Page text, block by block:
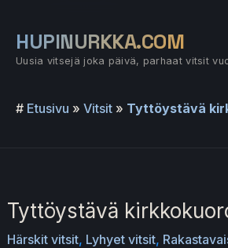
sisältöön
HUPINURKKA.COM
Uusia vitsejä joka päivä, parhaat vitsit
# Etusivu » Vitsit » Tyttöystävä
Tyttöystävä
Härskit vitsit, Lyhyet vitsit,